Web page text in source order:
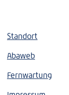
Standort
Abaweb
Fernwartung